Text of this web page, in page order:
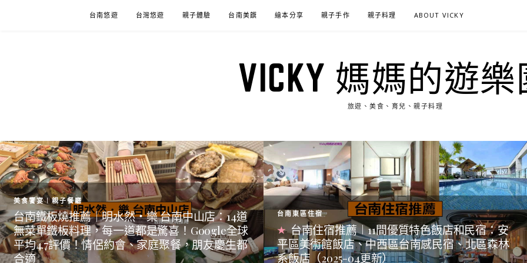
台南悠遊 台灣悠遊 親子體驗 台南美饌 繪本分享 親子手作 親子料理 ABOUT VICKY
VICKY 媽媽的遊
旅遊、美食、育兒、親子料理
美食饗宴︱親子餐廳
台南鐵板燒推薦｜明水然・樂 台南中山店：14道
無菜單鐵板料理，每一道都是驚喜！Google全球
平均4.7評價！情侶約會、家庭聚餐，朋友慶生都
合適
台南東區住宿
台南住宿推薦︱11間優質特色飯店和民宿：安
平區美術館飯店、中西區台南感民宿、北區森林
系飯店（2025-04更新）